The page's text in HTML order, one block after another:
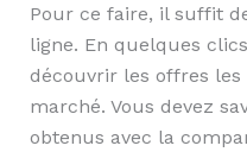
Pour ce faire, il suffit
ligne. En quelques
découvrir les offres
marché. Vous devez
obtenus avec la